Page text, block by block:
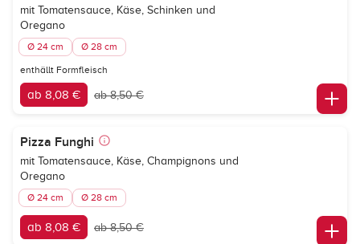
mit Tomatensauce, Käse, Schinken und
Oregano
Ø 24 cm Ø 28 cm
enthällt Formfleisch
ab 8,08 € ab 8,50 €
Pizza Funghi
mit Tomatensauce, Käse, Champignons und
Oregano
Ø 24 cm Ø 28 cm
ab 8,08 € ab 8,50 €